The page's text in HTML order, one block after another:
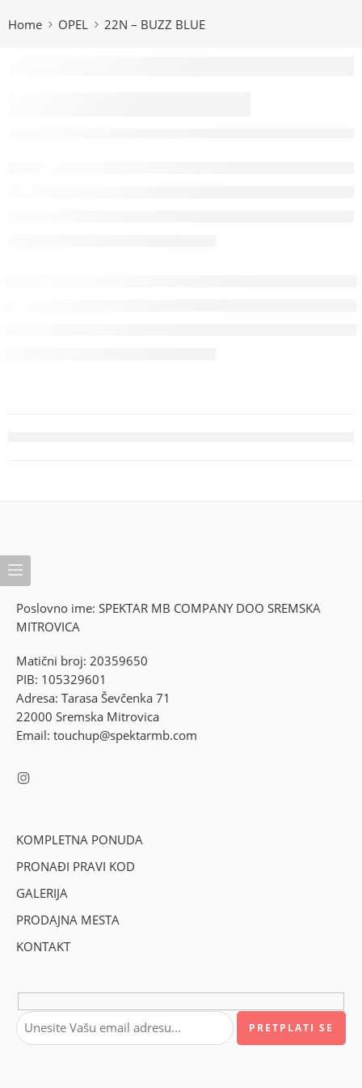
Home OPEL 22N – BUZZ BLUE
Poslovno ime: SPEKTAR MB COMPANY DOO SREMSKA
MITROVICA
Matični broj: 20359650
PIB: 105329601
Adresa: Tarasa Ševčenka 71
22000 Sremska Mitrovica
Email: touchup@spektarmb.com
KOMPLETNA PONUDA
PRONAĐI PRAVI KOD
GALERIJA
PRODAJNA MESTA
KONTAKT